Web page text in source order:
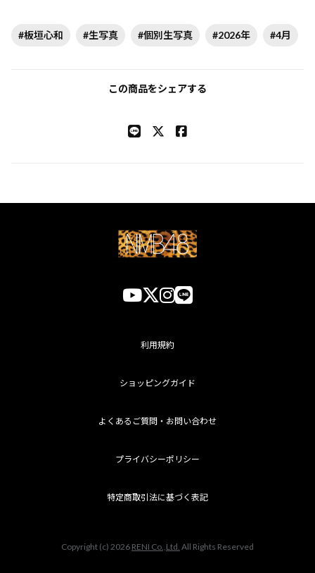
#板垣心和 #生写真 #個別生写真 #2026年 #4月
この商品をシェアする
利用規約
ショッピングガイド
よくあるご質問・お問い合わせ
プライバシーポリシー
特定商取引法に基づく表記
Copyright (c) 2026 RENI Co.,Ltd. All Rights Reserved